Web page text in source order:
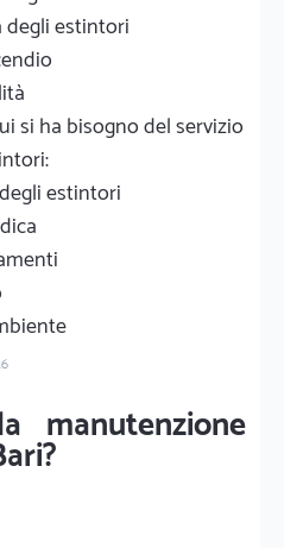
degli estintori
si ha bisogno del servizio
estintori
manutenzione